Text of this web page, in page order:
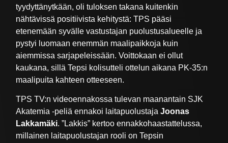
tyydyttänytkään, oli tuloksen takana kuitenkin
nähtävissä positiivista kehitystä: TPS pääsi
etenemään syvälle vastustajan puolustusalueelle ja
pystyi luomaan enemmän maalipaikkoja kuin
aiemmissa sarjapeleissään. Voittokaan ei ollut
kaukana, sillä Tepsi kolisutteli ottelun aikana PK-35:n
maalipuita kahteen otteeseen.
TPS TV:n videoennakossa tulevan maanantain SJK
Akatemia -peliä ennakoi laitapuolustajaJoonas
Lakkamäki. ”Lakkis” kertoo ennakkohaastattelussa,
millainen laitapuolustajan rooli on Tepsin